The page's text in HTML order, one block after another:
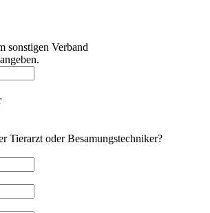
sonstigen Verband
Tierarzt oder Besamungstechniker?